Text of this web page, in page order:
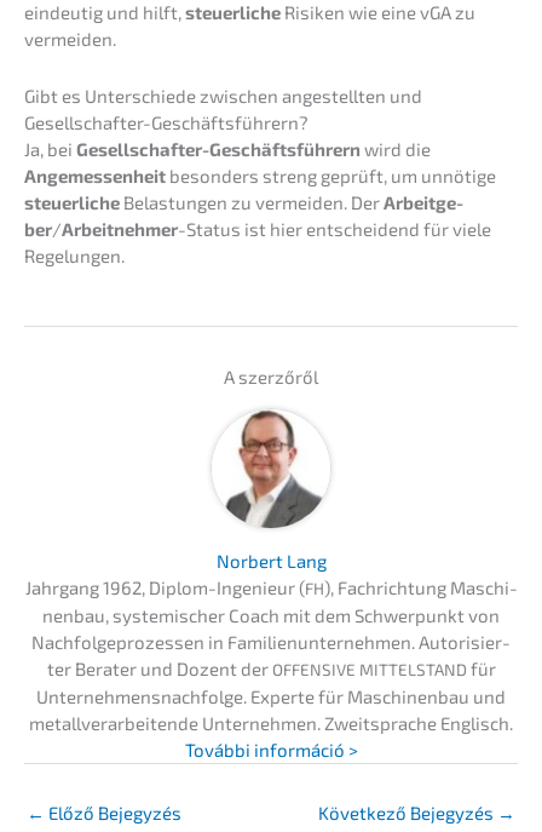
eindeu­tig und hilft,steuer­li­che Risiken wie eine vGA zu
vermeiden.
Gibt es Unter­schie­de zwischen angestell­ten und
Gesellschafter-Geschäftsführern?
Ja, bei Gesell­schaf­ter-Geschäfts­füh­rern wird die
Angemes­sen­heit beson­ders streng geprüft, um unnöti­ge
steuer­li­che Belas­tun­gen zu vermei­den. DerArbeit­ge­
ber/Arbeit­neh­mer-Status ist hier entschei­dend für viele
Regelungen.
A szerzőről
Norbert Lang
Jahrgang 1962, Diplom-Ingenieur (FH), Fachrich­tung Maschi­
nen­bau, syste­mi­scher Coach mit dem Schwer­punkt von
Nachfol­ge­pro­zes­sen in Famili­en­un­ter­neh­men. Autori­sier­
ter Berater und Dozent der OFFENSIVE MITTELSTAND für
Unternehmens­nachfolge. Exper­te für Maschi­nen­bau und
metall­ver­ar­bei­ten­de Unter­neh­men. Zweit­spra­che Englisch.
Továb­bi információ >
← Előző Bejegyzés Követ­ke­ző Bejegy­zés →